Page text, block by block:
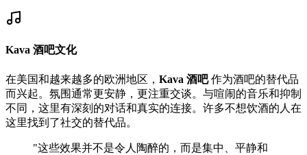
Kava 酒吧文化
在美国和越来越多的欧洲地区， Kava 酒吧作为酒吧的替代品
而兴起。氛围通常更安静，更注重交谈。与喧闹的音乐和抑制
不同，这里有深刻的对话和真实的连接。许多不想饮酒的人在
这里找到了社交的替代品。
"这些效果并不是令人陶醉的，而是集中、平静和